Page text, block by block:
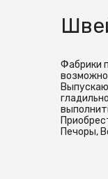
Фабрики
Печоры,